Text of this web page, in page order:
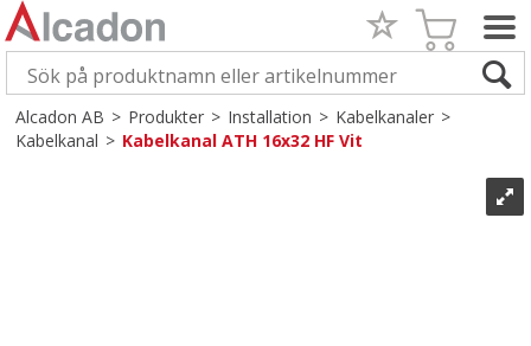
Alcadon AB>Produkter>Installation>Kabelkanaler>
Kabelkanal>Kabelkanal ATH 16x32 HF Vit